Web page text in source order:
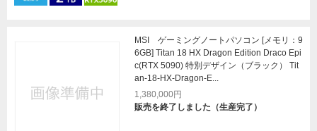
MSI ゲーミングノートパソコン [メモリ：9
6GB] Titan 18 HX Dragon Edition Draco Epi
c(RTX 5090) 特別デザイン（ブラック） Tit
an-18-HX-Dragon-E...
1,380,000円
販売を終了しました（生産完了）